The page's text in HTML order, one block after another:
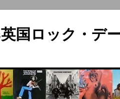
国ロック・デ